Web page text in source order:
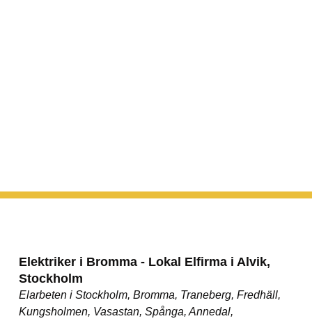
Elektriker i Bromma - Lokal Elfirma i Alvik,
Stockholm
Elarbeten i Stockholm, Bromma, Traneberg, Fredhäll,
Kungsholmen, Vasastan, Spånga, Annedal,